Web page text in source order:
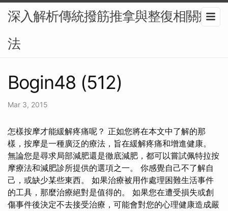
深入解析傳統撥筋推拿與整復相關療
法
Bogin48 (512)
Mar 3, 2015
怎樣按摩才能緩解疼痛呢？ 正如您將在本文中了解的那
樣，按摩是一種廣泛的療法，旨在緩解疼痛和增進健康。
無論您是尋求局部減肥還是徹底減肥，都可以嘗試佩特拉按
摩療法和減肥診所提供的選項之一。 你感覺自己不了解自
己，或缺少某些東西。 如果治療被用作處理困難生活事件
的工具，那麼治療絕對是值得的。 如果您在遭受損失或創
傷事件後決定不去接受治療，可能會對您的心理健康造成嚴